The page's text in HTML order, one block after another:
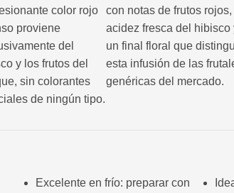
color rojo
proviene
del
y los frutos del
sin colorantes
de ningún tipo.
con notas de frutos rojos,
acidez fresca del hibisco
un final floral que
esta infusión de las
genéricas del mercado.
Excelente en frío: preparar con